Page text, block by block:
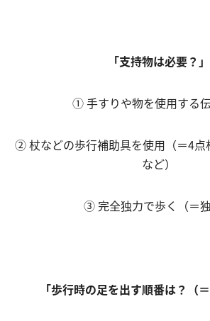
「支持物は必要？」
① 手すりや物を使用する
② 杖などの歩行補助具を使用（＝4点
など）
③ 完全独力で歩く（＝独
「歩行時の足を出す順番は？（